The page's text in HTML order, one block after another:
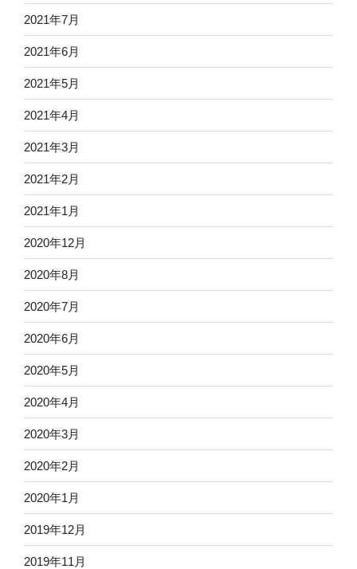
2021年7月
2021年6月
2021年5月
2021年4月
2021年3月
2021年2月
2021年1月
2020年12月
2020年8月
2020年7月
2020年6月
2020年5月
2020年4月
2020年3月
2020年2月
2020年1月
2019年12月
2019年11月